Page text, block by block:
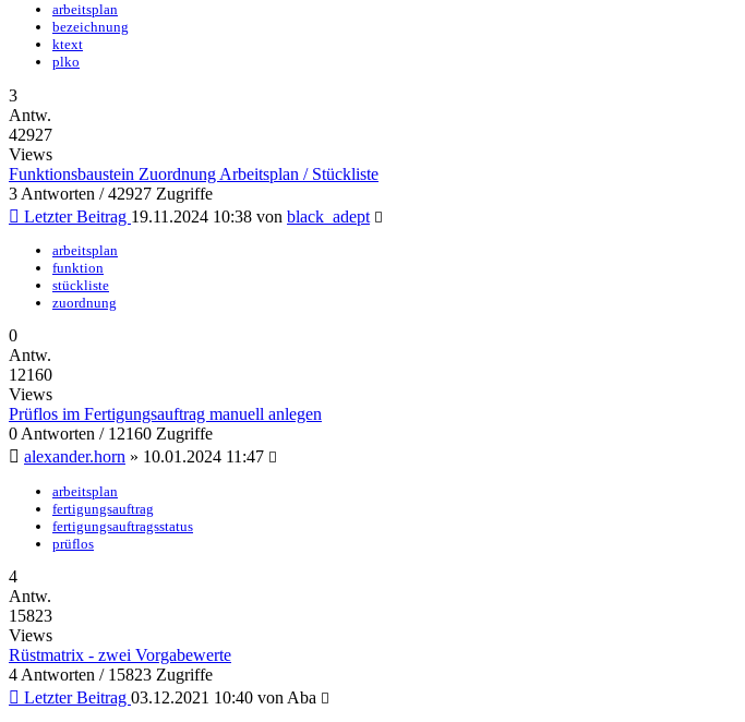
arbeitsplan
bezeichnung
ktext
plko
3
Antw.
42927
Views
Funktionsbaustein Zuordnung Arbeitsplan / Stückliste
3 Antworten / 42927 Zugriffe
Letzter Beitrag 19.11.2024 10:38 von black_adept
arbeitsplan
funktion
stückliste
zuordnung
0
Antw.
12160
Views
Prüflos im Fertigungsauftrag manuell anlegen
0 Antworten / 12160 Zugriffe
alexander.horn » 10.01.2024 11:47
arbeitsplan
fertigungsauftrag
fertigungsauftragsstatus
prüflos
4
Antw.
15823
Views
Rüstmatrix - zwei Vorgabewerte
4 Antworten / 15823 Zugriffe
Letzter Beitrag 03.12.2021 10:40 von Aba